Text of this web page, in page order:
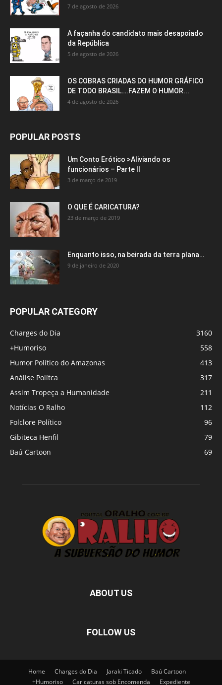
7 de agosto de 2026
A façanha do candidato mais desapoiado
da República
5 de agosto de 2026
OS COBRAS CRIADAS DO HUMOR GRÁFICO
DE TODO BRASIL….FAZEM O HUMOR...
4 de agosto de 2026
POPULAR POSTS
Um Conto Erótico >Aliviando os
funcionários – Parte II
3 de março de 2019
O QUE É CARICATURA?
23 de março de 2019
Enquanto isso, na beirada da terra plana…
9 de janeiro de 2020
POPULAR CATEGORY
Charges do Dia
3160
+Humoriso
558
Humor Político do Amazonas
413
Análise Polítca
317
Assim Tropeça a Humanidade
211
Notícias O Ralho
112
Folclore Político
96
Gibiteca Henfil
79
Baú Cartoon
69
ABOUT US
FOLLOW US
Home Charges do Dia Jaraki Ticado
Baú Cartoon
+Humoriso
Caricaturas sob Encomenda Expediente